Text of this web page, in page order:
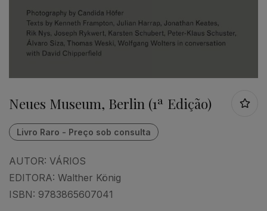
Neues Museum, Berlin (1ª Edição)
AUTOR: VÁRIOS
EDITORA: Walther König
ISBN: 9783865607041